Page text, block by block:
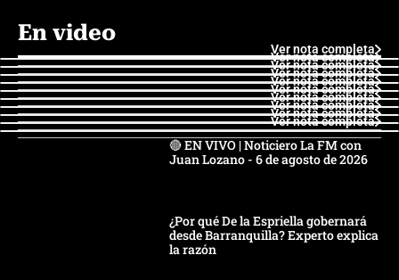
En video
Ver nota completa
Ver nota completa
Ver nota completa
Ver nota completa
Ver nota completa
Ver nota completa
Ver nota completa
Ver nota completa
Ver nota completa
Ver nota completa
🔴 EN VIVO | Noticiero La FM con
Juan Lozano - 6 de agosto de 2026
¿Por qué De la Espriella gobernará
desde Barranquilla? Experto explica
la razón